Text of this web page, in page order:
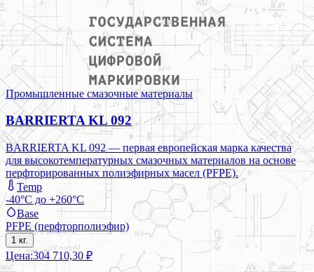
Промышленные смазочные материалы
BARRIERTA KL 092
BARRIERTA KL 092 — первая европейская марка качества
для высокотемпературных смазочных материалов на основе
перфторированных полиэфирных масел (PFPE).
Temp
-40°C до +260°C
Base
PFPE (перфторполиэфир)
1 кг.
Цена:304 710,30 ₽